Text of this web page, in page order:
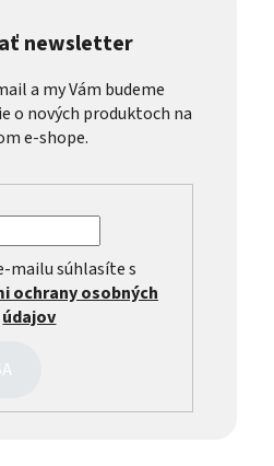
newsletter
a my Vám budeme
o nových produktoch na
e-shope.
mailu súhlasíte s
ochrany osobných
údajov